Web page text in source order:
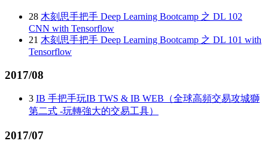
28 木刻思手把手 Deep Learning Bootcamp 之 DL 102
CNN with Tensorflow
21 木刻思手把手 Deep Learning Bootcamp 之 DL 101 with
Tensorflow
2017/08
3 IB 手把手玩IB TWS & IB WEB（全球高頻交易攻城獅
第二式 -玩轉強大的交易工具）
2017/07